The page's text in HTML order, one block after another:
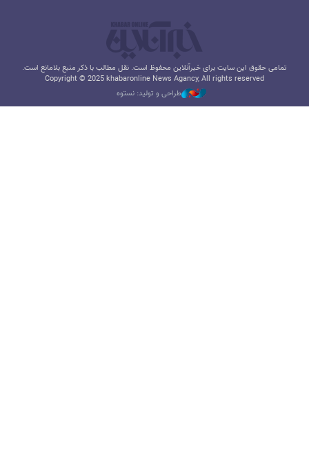
تمامی حقوق این سایت برای خبرآنلاین محفوظ است. نقل مطالب با ذکر منبع بلامانع است.
Copyright © 2025 khabaronline News Agancy, All rights reserved
طراحی و تولید: نستوه